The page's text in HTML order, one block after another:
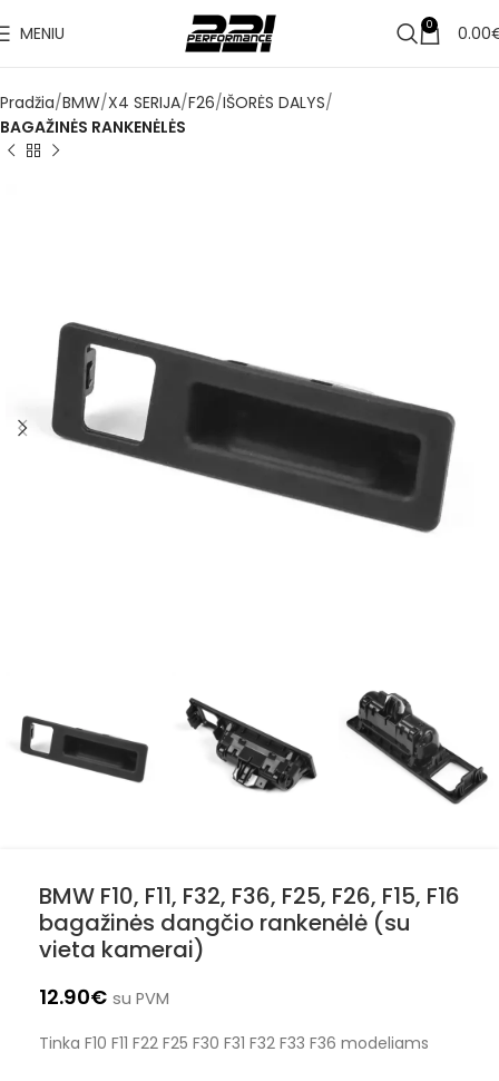
MENIU 0 0.00
Pradžia BMW X4 SERIJA F26 IŠORĖS DALYS
BAGAŽINĖS RANKENĖLĖS
BMW F10, F11, F32, F36, F25, F26, F15, F16
bagažinės dangčio rankenėlė (su
vieta kamerai)
12.90€ su PVM
Tinka F10 F11 F22 F25 F30 F31 F32 F33 F36 modeliams
✔
Pristatymas per 1–3 d. d.